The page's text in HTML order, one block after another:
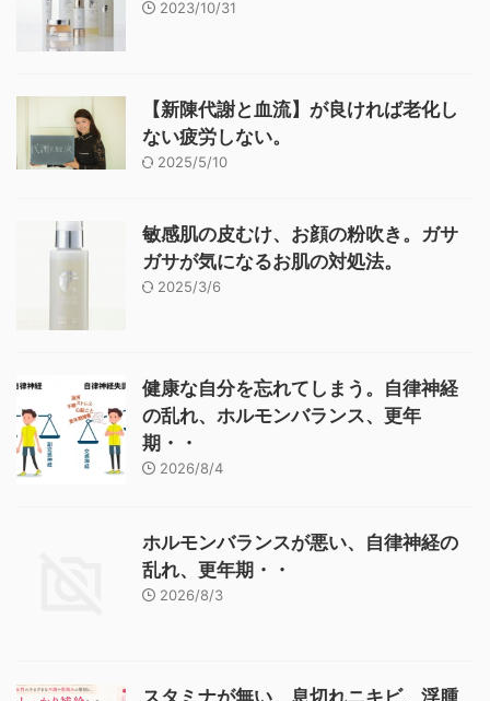
2023/10/31
【新陳代謝と血流】が良ければ老化し
ない疲労しない。
2025/5/10
敏感肌の皮むけ、お顔の粉吹き。ガサ
ガサが気になるお肌の対処法。
2025/3/6
健康な自分を忘れてしまう。自律神経
の乱れ、ホルモンバランス、更年
期・・
2026/8/4
ホルモンバランスが悪い、自律神経の
乱れ、更年期・・
2026/8/3